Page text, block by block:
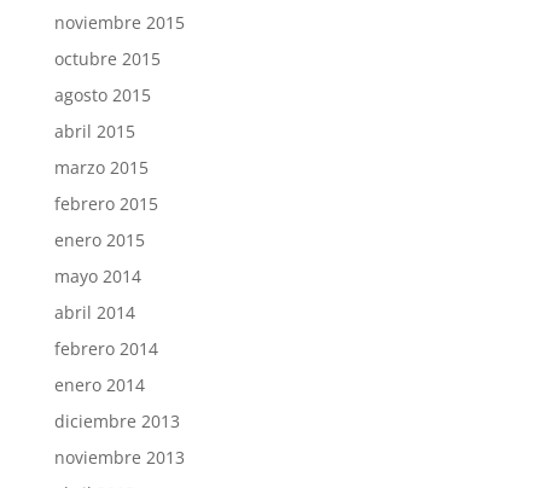
noviembre 2015
octubre 2015
agosto 2015
abril 2015
marzo 2015
febrero 2015
enero 2015
mayo 2014
abril 2014
febrero 2014
enero 2014
diciembre 2013
noviembre 2013